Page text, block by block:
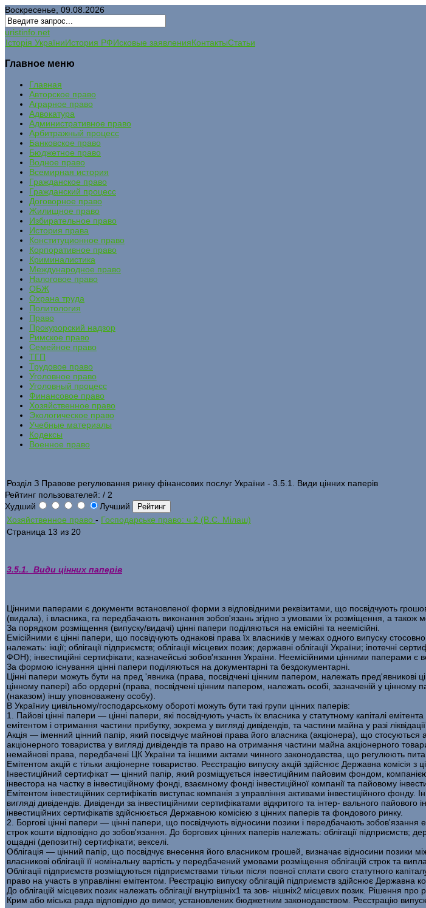
Воскресенье, 09.08.2026
uristinfo.net
Історія УкраїниИстория РФИсковые заявленияКонтактыСтатьи
Главное меню
Главная
Авторское право
Аграрное право
Адвокатура
Административное право
Арбитражный процесс
Банковское право
Бюджетное право
Водное право
Всемирная история
Гражданское право
Гражданский процесс
Договорное право
Жилищное право
Избирательное право
История права
Конституционное право
Корпоративное право
Криминалистика
Международное право
Налоговое право
ОБЖ
Охрана труда
Политология
Право
Прокурорский надзор
Римское право
Семейное право
ТГП
Трудовое право
Уголовное право
Уголовный процесс
Финансовое право
Хозяйственное право
Экологическое право
Учебные материалы
Кодексы
Военное право
Розділ З Правове регулювання ринку фінансових послуг України - 3.5.1. Види цінних паперів
Рейтинг пользователей: / 2
Худший
Лучший
Хозяйственное право - Господарське право: ч.2 (В.С. Мілаш)
Страница 13 из 20
3.5.1. Види цінних паперів
Цінними паперами є документи встановленої форми з відповідними реквізитами, що посвідчують
(видала), і власника, га передбачають виконання зобов'язань згідно з умовами їх розміщен­ня, а також
За порядком розміщення (випуску/видачі) цінні папери поділяють­ся на емісійні та неемісійні.
Емісійними є цінні папери, що посвідчують однакові права їх влас­ників у межах одного випуску
належать: ікції; облігації підприємств; облігації місцевих позик; державні облі­гації України; іпотечні
ФОН); інвестиційні сер­тифікати; казначейські зобов'язання України. Неемісійними цінними паперами є
За формою існування цінні папери поділяються на документарні та бездокументарні.
Цінні папери можуть бути на пред 'явника (права, посвідчені цінним папером, належать пред'явникові
цінному папері) або ордерні (права, посвідчені цінним папером, належать особі, зазна­ченій у
(наказом) іншу уповноважену особу).
В Україниу цивільному/господарському обороті можуть бути такі групи цінних паперів:
1. Пайові цінні папери — цінні папери, які посвідчують участь їх власника у статутному капіталі
емітентом і отри­мання частини прибутку, зокрема у вигляді дивідендів, та частини майна у разі
Акція — іменний цінний папір, який посвідчує майнові права його власника (акціонера), що
акціонерного товариства у вигляді дивідендів та право на отримання частини майна акціонерно­го
немайнові права, передбачені ЦК України та ін­шими актами чинного законодавства, що регулюють
Емітентом акцій є тільки акціонерне товариство. Реєстрацію ви­пуску акцій здійснює Державна комісія
Інвестиційний сертифікат — цінний папір, який розміщується інвестиційним пайовим фондом,
інвестора на частку в інвестиційному фонді, взаємному фонді інвестиційної ком­панії та пайовому
Емітентом інвестиційних сертифікатів виступає компанія з управ­ління активами інвестиційного
вигляді дивіден­дів. Дивіденди за інвестиційними сертифікатами відкритого та інтер- вального
інвестиційних сертифікатів здійснюється Державною комісією з цінних паперів та фондового ринку.
2. Боргові цінні папери — цінні папери, що посвідчують відносини позики і передбачають зобов'язання
строк кошти відповідно до зобов'язання. До боргових цінних паперів належать: облігації підприємств;
ощадні (депозитні) сертифікати; векселі.
Облігація — цінний папір, що посвідчує внесення його власником грошей, визначає відносини позики
власникові облігації її номінальну вартість у передбачений умовами розміщення облігацій строк та
Облігації підприємств розміщуються підприємствами тільки після повної сплати свого статутного
право на участь в управлінні емітентом. Реєстрацію випуску облігацій підприємств здійснює
До облігацій місцевих позик належать облігації внутрішніх1 та зов- нішніх2 місцевих позик. Рішення
Крим або міська рада відповідно до вимог, установлених бюджетним законодавством. Реєстрацію